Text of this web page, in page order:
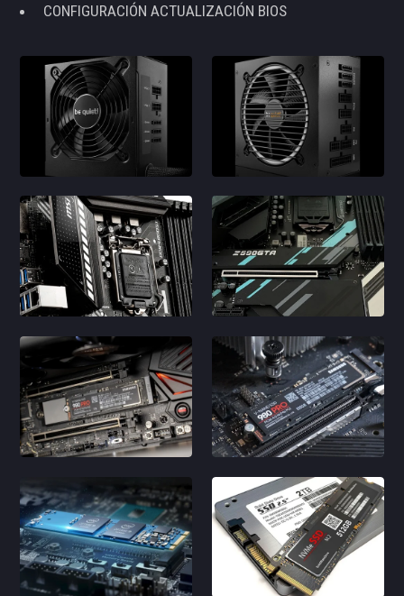
CONFIGURACIÓN ACTUALIZACIÓN BIOS